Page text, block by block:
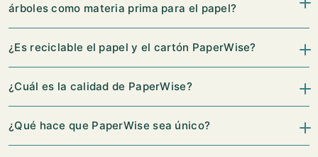
árboles como materia prima para el papel?
¿Es reciclable el papel y el cartón PaperWise?
¿Cuál es la calidad de PaperWise?
¿Qué hace que PaperWise sea único?